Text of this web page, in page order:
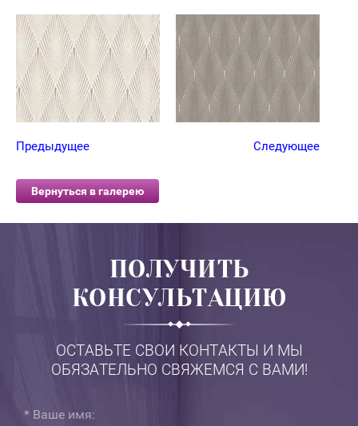
Предыдущее Следующее
Вернуться в галерею
ПОЛУЧИТЬ
КОНСУЛЬТАЦИЮ
ОСТАВЬТЕ СВОИ КОНТАКТЫ И МЫ
ОБЯЗАТЕЛЬНО СВЯЖЕМСЯ С ВАМИ!